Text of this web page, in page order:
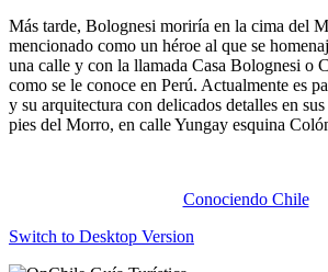
Más tarde, Bolognesi moriría en la cima del
mencionado como un héroe al que se
una calle y con la llamada Casa Bolognesi o
como se le conoce en Perú. Actualmente es
y su arquitectura con delicados detalles en
pies del Morro, en calle Yungay esquina
Conociendo Chile
Switch to Desktop Version